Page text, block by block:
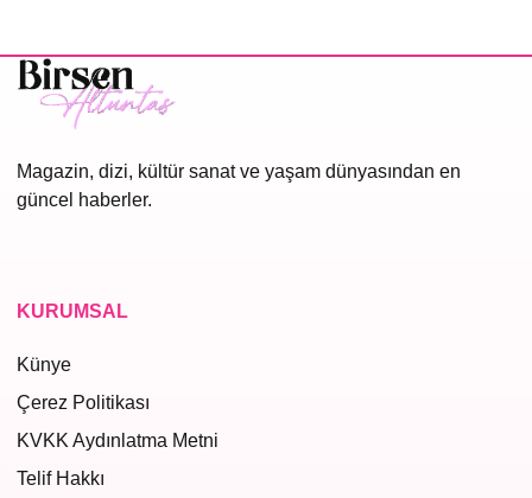
Magazin, dizi, kültür sanat ve yaşam dünyasından en
güncel haberler.
KURUMSAL
Künye
Çerez Politikası
KVKK Aydınlatma Metni
Telif Hakkı